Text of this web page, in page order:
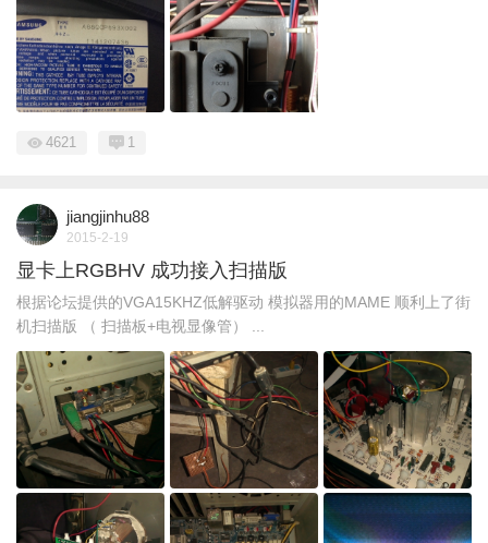
4621 1
jiangjinhu88
2015-2-19
显卡上RGBHV 成功接入扫描版
根据论坛提供的VGA15KHZ低解驱动 模拟器用的MAME 顺利上了街
机扫描版 （ 扫描板+电视显像管） ...